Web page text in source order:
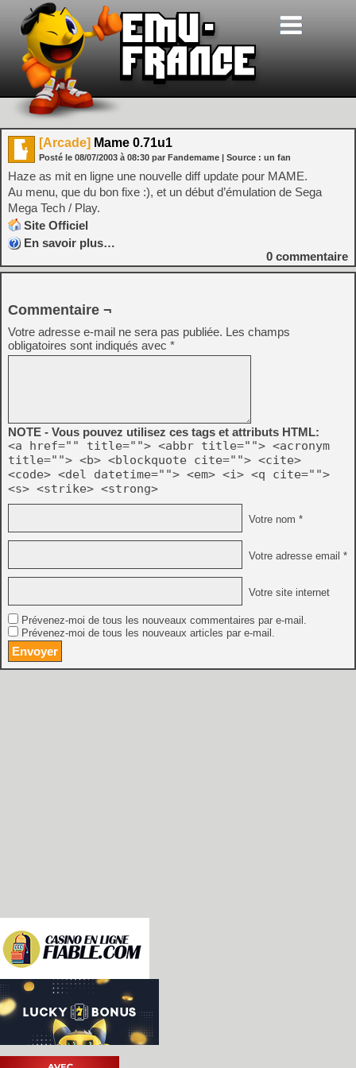
[Arcade] Mame 0.71u1
Posté le 08/07/2003 à 08:30 par Fandemame | Source : un fan
Haze as mit en ligne une nouvelle diff update pour MAME.
Au menu, que du bon fixe :), et un début d’émulation de Sega
Mega Tech / Play.
Site Officiel
En savoir plus…
0 commentaire
Commentaire ¬
Votre adresse e-mail ne sera pas publiée. Les champs
obligatoires sont indiqués avec *
NOTE - Vous pouvez utilisez ces tags et attributs HTML:
<a href="" title=""> <abbr title=""> <acronym
title=""> <b> <blockquote cite=""> <cite>
<code> <del datetime=""> <em> <i> <q cite="">
<s> <strike> <strong>
Votre nom *
Votre adresse email *
Votre site internet
Prévenez-moi de tous les nouveaux commentaires par e-mail.
Prévenez-moi de tous les nouveaux articles par e-mail.